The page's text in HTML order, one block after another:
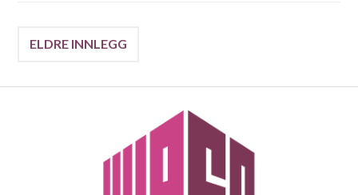
Innleggnavigasjon
ELDRE INNLEGG